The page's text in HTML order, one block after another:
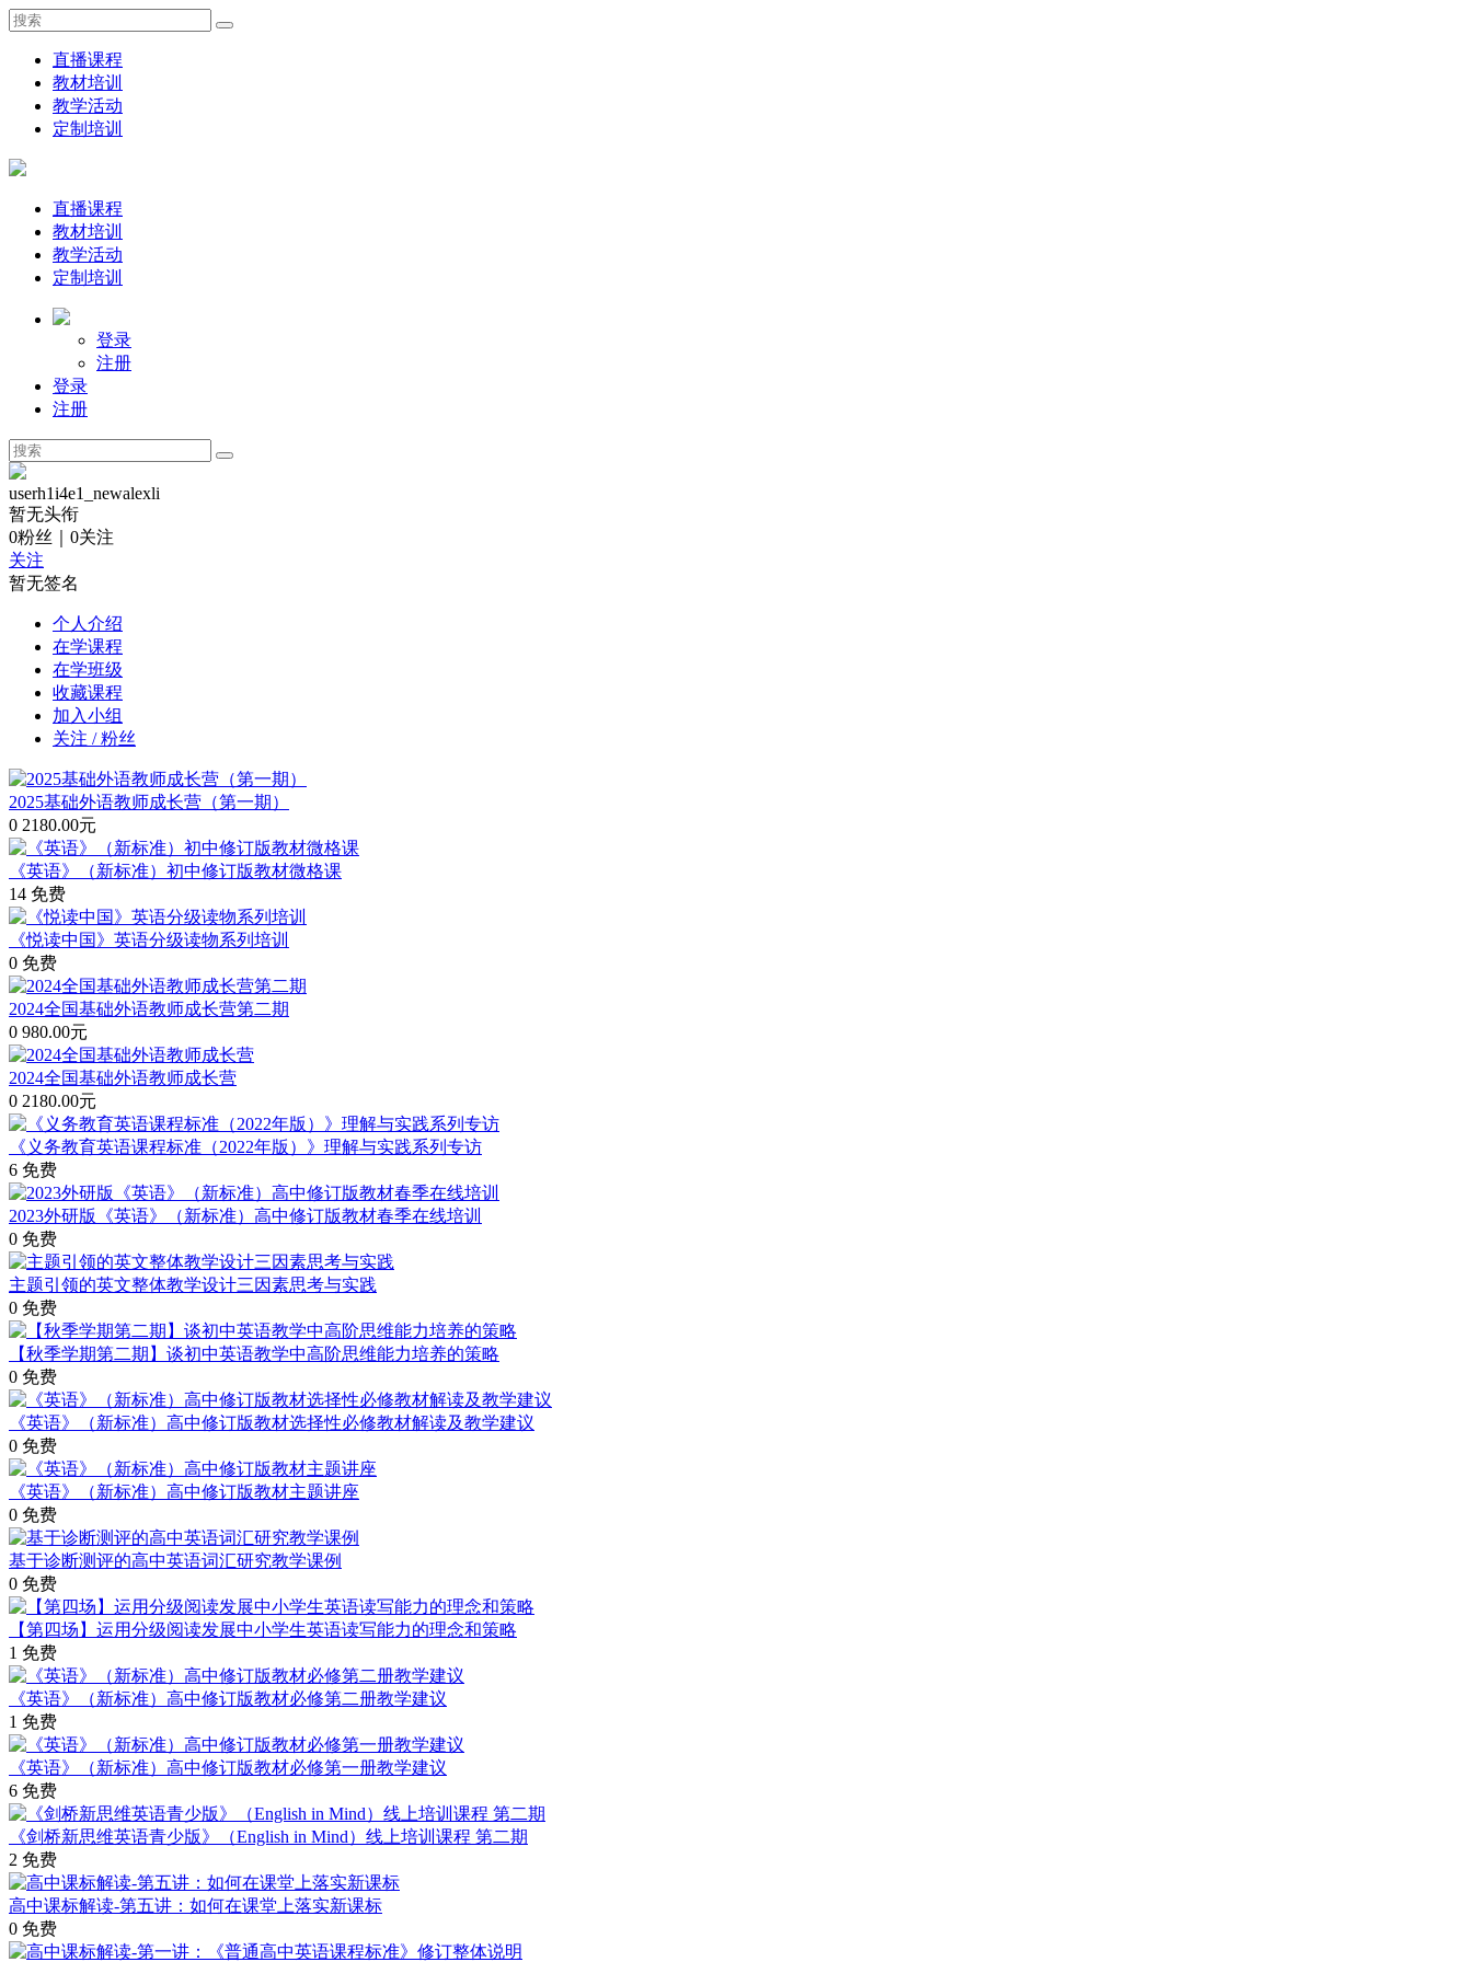
直播课程
教材培训
教学活动
定制培训
直播课程
教材培训
教学活动
定制培训
登录
注册
登录
注册
userh1i4e1_newalexli
暂无头衔
0粉丝 0关注
关注
暂无签名
个人介绍
在学课程
在学班级
收藏课程
加入小组
关注 / 粉丝
2025基础外语教师成长营（第一期）
0 2180.00元
《英语》（新标准）初中修订版教材微格课
14 免费
《悦读中国》英语分级读物系列培训
0 免费
2024全国基础外语教师成长营第二期
0 980.00元
2024全国基础外语教师成长营
0 2180.00元
《义务教育英语课程标准（2022年版）》理解与实践系列专访
6 免费
2023外研版《英语》（新标准）高中修订版教材春季在线培训
0 免费
主题引领的英文整体教学设计三因素思考与实践
0 免费
【秋季学期第二期】谈初中英语教学中高阶思维能力培养的策略
0 免费
《英语》（新标准）高中修订版教材选择性必修教材解读及教学建议
0 免费
《英语》（新标准）高中修订版教材主题讲座
0 免费
基于诊断测评的高中英语词汇研究教学课例
0 免费
【第四场】运用分级阅读发展中小学生英语读写能力的理念和策略
1 免费
《英语》（新标准）高中修订版教材必修第二册教学建议
1 免费
《英语》（新标准）高中修订版教材必修第一册教学建议
6 免费
《剑桥新思维英语青少版》（English in Mind）线上培训课程 第二期
2 免费
高中课标解读-第五讲：如何在课堂上落实新课标
0 免费